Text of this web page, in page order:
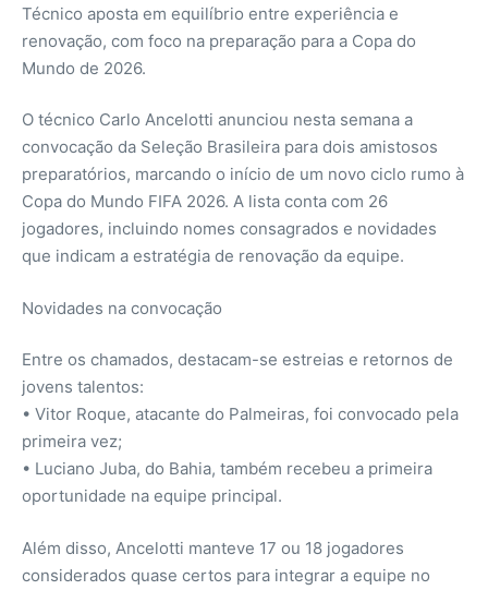
Técnico aposta em equilíbrio entre experiência e
renovação, com foco na preparação para a Copa do
Mundo de 2026.
O técnico Carlo Ancelotti anunciou nesta semana a
convocação da Seleção Brasileira para dois amistosos
preparatórios, marcando o início de um novo ciclo rumo à
Copa do Mundo FIFA 2026. A lista conta com 26
jogadores, incluindo nomes consagrados e novidades
que indicam a estratégia de renovação da equipe.
Novidades na convocação
Entre os chamados, destacam-se estreias e retornos de
jovens talentos:
• Vitor Roque, atacante do Palmeiras, foi convocado pela
primeira vez;
• Luciano Juba, do Bahia, também recebeu a primeira
oportunidade na equipe principal.
Além disso, Ancelotti manteve 17 ou 18 jogadores
considerados quase certos para integrar a equipe no